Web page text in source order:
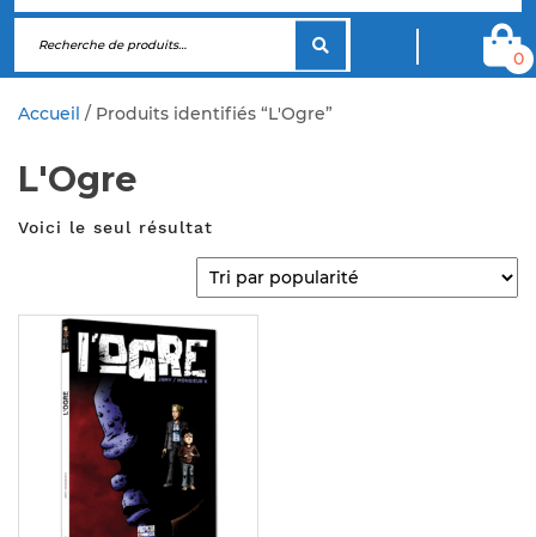
0
Accueil / Produits identifiés “L'Ogre”
L'Ogre
Voici le seul résultat